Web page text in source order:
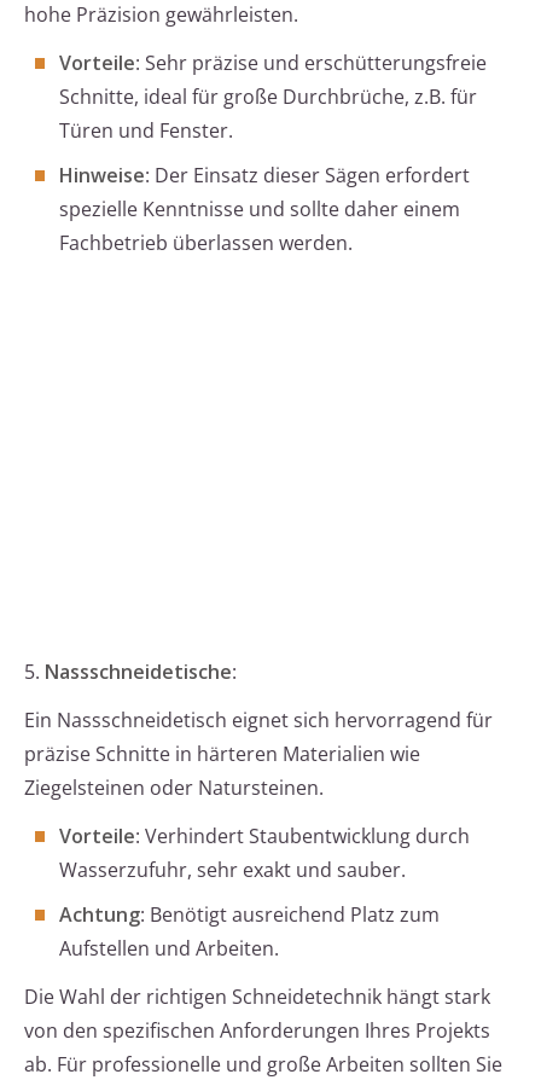
hohe Präzision gewährleisten.
Vorteile: Sehr präzise und erschütterungsfreie
Schnitte, ideal für große Durchbrüche, z.B. für
Türen und Fenster.
Hinweise: Der Einsatz dieser Sägen erfordert
spezielle Kenntnisse und sollte daher einem
Fachbetrieb überlassen werden.
5. Nassschneidetische:
Ein Nassschneidetisch eignet sich hervorragend für
präzise Schnitte in härteren Materialien wie
Ziegelsteinen oder Natursteinen.
Vorteile: Verhindert Staubentwicklung durch
Wasserzufuhr, sehr exakt und sauber.
Achtung: Benötigt ausreichend Platz zum
Aufstellen und Arbeiten.
Die Wahl der richtigen Schneidetechnik hängt stark
von den spezifischen Anforderungen Ihres Projekts
ab. Für professionelle und große Arbeiten sollten Sie